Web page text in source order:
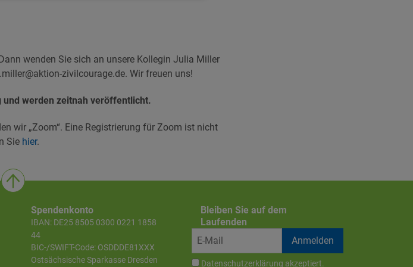
Dann wenden Sie sich an unsere Kollegin Julia Miller
zivilcourage.de. Wir freuen uns!
werden zeitnah veröffentlicht.
wir „Zoom“. Eine Registrierung für Zoom ist nicht
Sie hier.
Spendenkonto
IBAN: DE25 8505 0300 0221 1858
44
BIC-/SWIFT-Code: OSDDDE81XXX
Ostsächsische Sparkasse Dresden
Bleiben Sie auf dem
Laufenden
Datenschutzerklärung akzeptiert.